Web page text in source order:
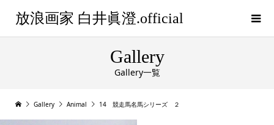
放浪画家 白井眞澄.official
Gallery
Gallery一覧
Gallery Animal 14 競走馬名馬シリーズ ２